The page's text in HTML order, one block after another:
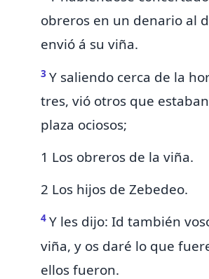
obreros en un denario al
envió á su viña.
3 Y saliendo cerca de la
tres, vió otros que
plaza ociosos;
1 Los obreros de la viña.
2 Los hijos de Zebedeo.
4 Y les dijo: Id también
viña, y os daré lo que
ellos fueron.